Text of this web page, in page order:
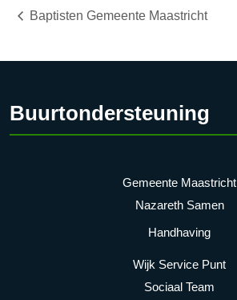
Baptisten Gemeente Maastricht
Buurtondersteuning
Gemeente Maastricht
Nazareth Samen
Handhaving
Wijk Service Punt
Sociaal Team